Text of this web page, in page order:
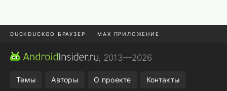
DUCKDUCKGO БРАУЗЕР MAX ПРИЛОЖЕНИЕ
ПРИЛОЖЕНИЯ ANDROID
, 2013—2026
Темы Авторы О проекте Контакты